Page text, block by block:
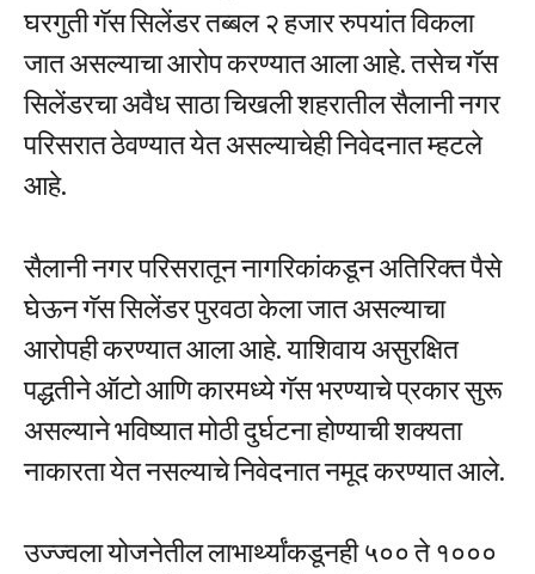
घरगुती गॅस सिलेंडर तब्बल २ हजार रुपयांत विकला
जात असल्याचा आरोप करण्यात आला आहे. तसेच गॅस
सिलेंडरचा अवैध साठा चिखली शहरातील सैलानी नगर
परिसरात ठेवण्यात येत असल्याचेही निवेदनात म्हटले
आहे.
सैलानी नगर परिसरातून नागरिकांकडून अतिरिक्त पैसे
घेऊन गॅस सिलेंडर पुरवठा केला जात असल्याचा
आरोपही करण्यात आला आहे. याशिवाय असुरक्षित
पद्धतीने ऑटो आणि कारमध्ये गॅस भरण्याचे प्रकार सुरू
असल्याने भविष्यात मोठी दुर्घटना होण्याची शक्यता
नाकारता येत नसल्याचे निवेदनात नमूद करण्यात आले.
उज्ज्वला योजनेतील लाभार्थ्यांकडूनही ५०० ते १०००